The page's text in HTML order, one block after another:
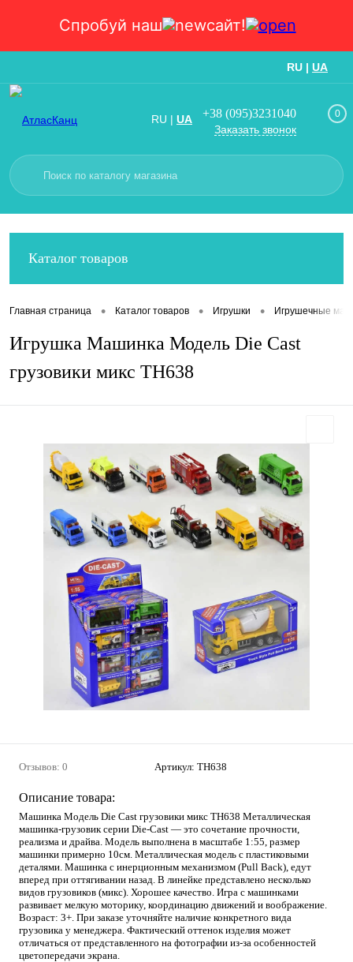
Спробуй наш сайт!
RU | UA
RU | UA +38 (095)3231040
Заказать звонок
0
Каталог товаров
Главная страница • Каталог товаров • Игрушки • Игрушечные
Игрушка Машинка Модель Die Cast
грузовики микс ТН638
Отзывов: 0 Артикул: ТН638
Описание товара:
Машинка Модель Die Cast грузовики микс ТН638 Металлическая
машинка-грузовик серии Die-Cast — это сочетание прочности,
реализма и драйва. Модель выполнена в масштабе 1:55, размер
машинки примерно 10см. Металлическая модель с пластиковыми
деталями. Машинка с инерционным механизмом (Pull Back), едут
вперед при оттягивании назад. В линейке представлено несколько
видов грузовиков (микс). Хорошее качество. Игра с машинками
развивает мелкую моторику, координацию движений и воображение.
Возраст: 3+. При заказе уточняйте наличие конкретного вида
грузовика у менеджера. Фактический оттенок изделия может
отличаться от представленного на фотографии из-за особенностей
цветопередачи экрана.